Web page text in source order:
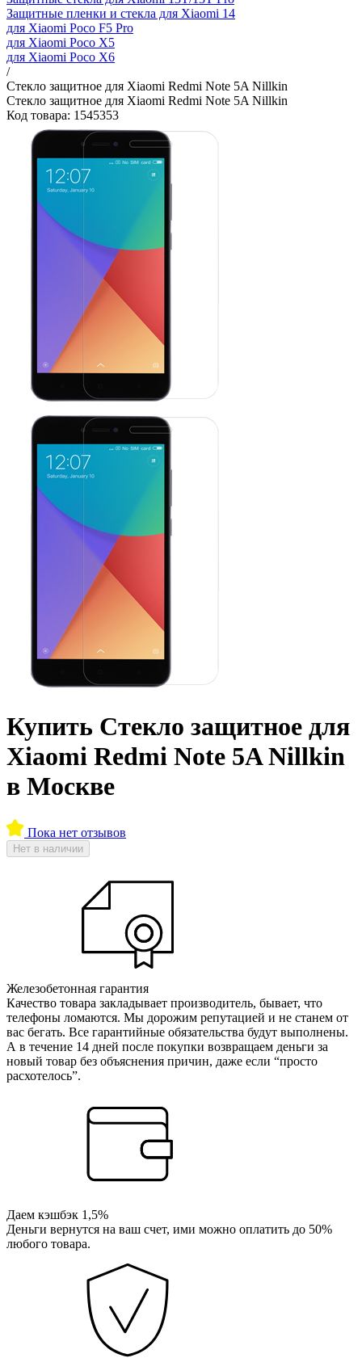
Защитные пленки и стекла для Xiaomi 14
для Xiaomi Poco F5 Pro
для Xiaomi Poco X5
для Xiaomi Poco X6
/
Стекло защитное для Xiaomi Redmi Note 5A Nillkin
Стекло защитное для Xiaomi Redmi Note 5A Nillkin
Код товара: 1545353
Купить Стекло защитное для
Xiaomi Redmi Note 5A Nillkin
в Москве
Пока нет отзывов
Нет в наличии
Железобетонная гарантия
Качество товара закладывает производитель, бывает, что
телефоны ломаются. Мы дорожим репутацией и не станем от
вас бегать. Все гарантийные обязательства будут выполнены.
А в течение 14 дней после покупки возвращаем деньги за
новый товар без объяснения причин, даже если “просто
расхотелось”.
Даем кэшбэк 1,5%
Деньги вернутся на ваш счет, ими можно оплатить до 50%
любого товара.